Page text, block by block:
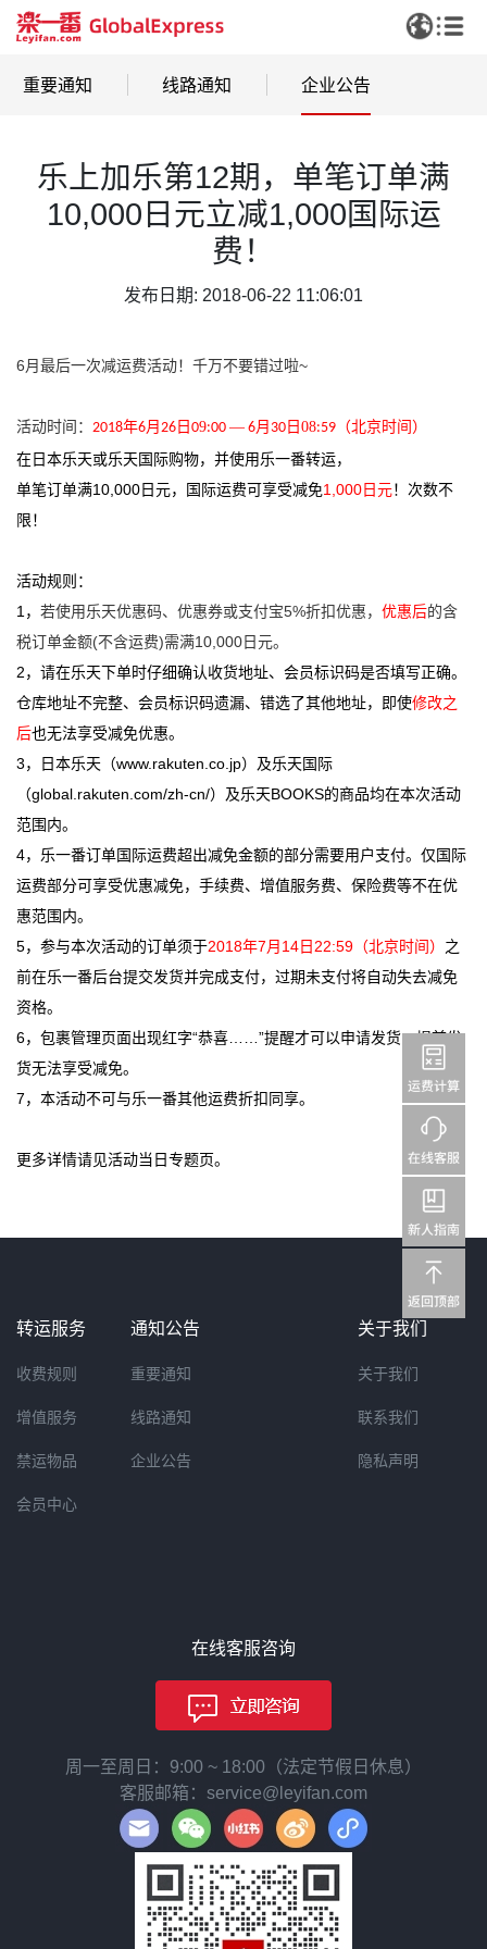
重要通知 线路通知 企业公告
乐上加乐第12期，单笔订单满
10,000日元立减1,000国际运
费！
发布日期: 2018-06-22 11:06:01
6月最后一次减运费活动！千万不要错过啦~
活动时间： 2018年6月 26日09:00 — 6月 30 日08:59 （北京时间）
在日本乐天或乐天国际购物，并使用乐一番转运，
单笔订单满10,000日元，国际运费可享受减免1,000日元！次数不
限！
活动规则：
1， 若使用乐天优惠码、优惠券或支付宝5%折扣优惠， 优惠后的含
税订单金额(不含运费)需满10,000日元。
2，请在乐天下单时仔细确认收货地址、会员标识码是否填写正确。
仓库地址不完整、会员标识码遗漏、错选了其他地址，即使修改之
后也无法享受减免优惠。
3，日本乐天（www.rakuten.co.jp）及乐天国际
（global.rakuten.com/zh-cn/）及乐天BOOKS的商品均在本次活动
范围内。
4，乐一番订单国际运费超出减免金额的部分需要用户支付。仅国际
运费部分可享受优惠减免，手续费、增值服务费、保险费等不在优
惠范围内。
5，参与本次活动的订单须于2018年7月14日22:59（北京时间） 之
前在乐一番后台提交发货并完成支付，过期未支付将自动失去减免
资格。
6，包裹管理页面出现红字“恭喜……”提醒才可以申请发货，提前发
货无法享受减免。
7，本活动不可与乐一番其他运费折扣同享。
更多详情请见活动当日专题页。
转运服务
收费规则
增值服务
禁运物品
会员中心
通知公告
重要通知
线路通知
企业公告
关于我们
关于我们
联系我们
隐私声明
在线客服咨询
周一至周日：9:00 ~ 18:00（法定节假日休息）
客服邮箱：service@leyifan.com